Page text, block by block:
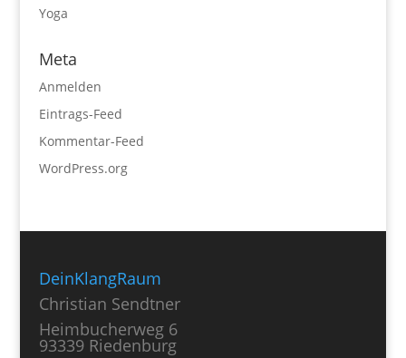
Yoga
Meta
Anmelden
Eintrags-Feed
Kommentar-Feed
WordPress.org
DeinKlangRaum
Christian Sendtner
Heimbucherweg 6
93339 Riedenburg